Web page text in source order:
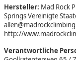
Hersteller: Mad Rock
Springs Vereinigte
http://
Verantwortliche